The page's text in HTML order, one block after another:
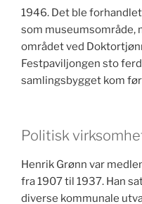
1946. Det ble
som museumsområde,
området ved
Festpaviljongen sto
samlingsbygget kom
Politisk
Henrik Grønn var
fra 1907 til 1937. Han
diverse kommunale